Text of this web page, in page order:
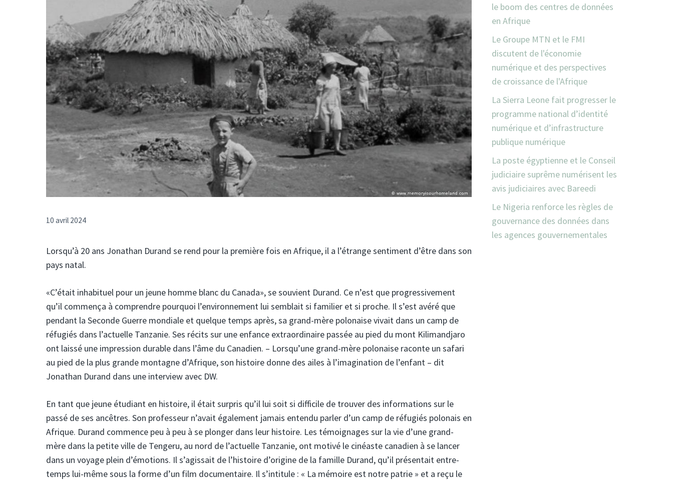
10 avril 2024
Lorsqu’à 20 ans Jonathan Durand se rend pour la première fois en Afrique, il a l’étrange sentiment d’être dans son
pays natal.
«C’était inhabituel pour un jeune homme blanc du Canada», se souvient Durand. Ce n’est que progressivement
qu’il commença à comprendre pourquoi l’environnement lui semblait si familier et si proche. Il s’est avéré que
pendant la Seconde Guerre mondiale et quelque temps après, sa grand-mère polonaise vivait dans un camp de
réfugiés dans l’actuelle Tanzanie. Ses récits sur une enfance extraordinaire passée au pied du mont Kilimandjaro
ont laissé une impression durable dans l’âme du Canadien. – Lorsqu’une grand-mère polonaise raconte un safari
au pied de la plus grande montagne d’Afrique, son histoire donne des ailes à l’imagination de l’enfant – dit
Jonathan Durand dans une interview avec DW.
En tant que jeune étudiant en histoire, il était surpris qu’il lui soit si difficile de trouver des informations sur le
passé de ses ancêtres. Son professeur n’avait également jamais entendu parler d’un camp de réfugiés polonais en
Afrique. Durand commence peu à peu à se plonger dans leur histoire. Les témoignages sur la vie d’une grand-
mère dans la petite ville de Tengeru, au nord de l’actuelle Tanzanie, ont motivé le cinéaste canadien à se lancer
dans un voyage plein d’émotions. Il s’agissait de l’histoire d’origine de la famille Durand, qu’il présentait entre-
temps lui-même sous la forme d’un film documentaire. Il s’intitule : « La mémoire est notre patrie » et a reçu le
le boom des centres de données
en Afrique
Le Groupe MTN et le FMI
discutent de l'économie
numérique et des perspectives
de croissance de l'Afrique
La Sierra Leone fait progresser le
programme national d’identité
numérique et d’infrastructure
publique numérique
La poste égyptienne et le Conseil
judiciaire suprême numérisent les
avis judiciaires avec Bareedi
Le Nigeria renforce les règles de
gouvernance des données dans
les agences gouvernementales